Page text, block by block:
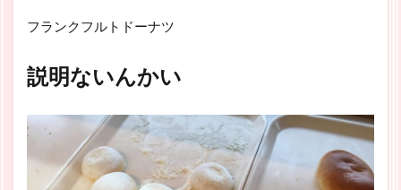
フランクフルトドーナツ
説明ないんかい